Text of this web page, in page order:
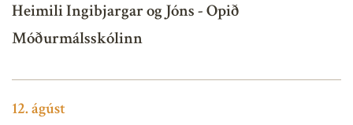
Heimili Ingibjargar og Jóns - Opið
Móðurmálsskólinn
12.ágúst